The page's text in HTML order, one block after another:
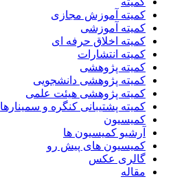
کمیته آموزش مجازی
کمیته آموزشی
کمیته اخلاق حرفه ای
کمیته انتشارات
کمیته پژوهشی
کمیته پژوهشی دانشجویی
کمیته پژوهشی هیئت علمی
کمیته پشتیبانی کنگره و سمینارها
کمیسیون
آرشیو کمیسیون ها
کمیسیون های پیش رو
گالری عکس
مقاله